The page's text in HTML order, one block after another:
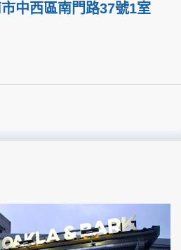
中西區南門路37號1室